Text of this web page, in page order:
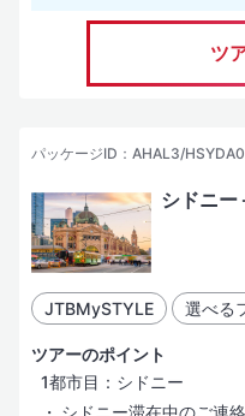
ツ
パッケージID：AHAL3/
シドニー
JTBMySTYLE 選べる
ツアーのポイント
1都市目：シドニー
シドニー滞在中のご連